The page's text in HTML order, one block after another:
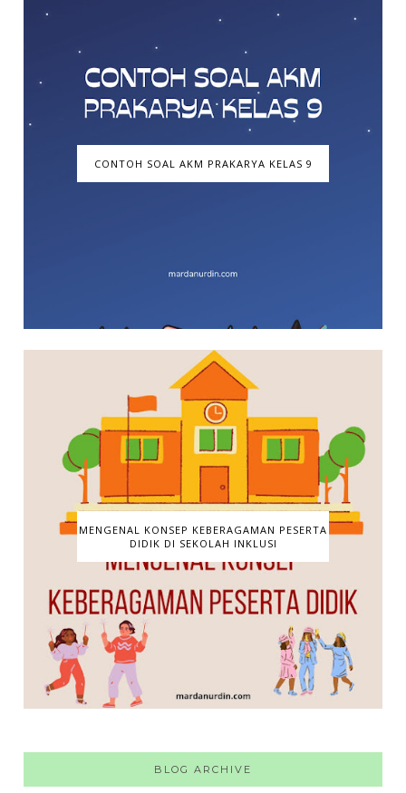
CONTOH SOAL AKM PRAKARYA KELAS 9
MENGENAL KONSEP KEBERAGAMAN PESERTA
DIDIK DI SEKOLAH INKLUSI
BLOG ARCHIVE